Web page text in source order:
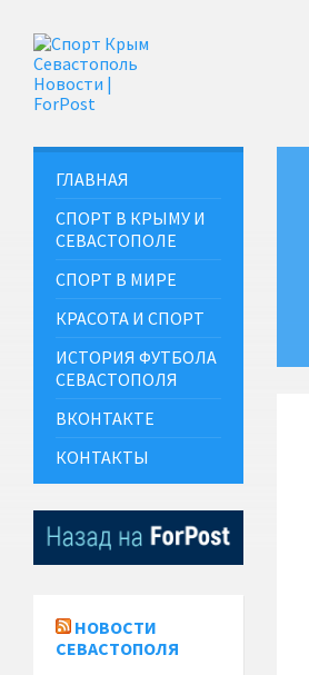
ГЛАВНАЯ
СПОРТ В КРЫМУ И
СЕВАСТОПОЛЕ
СПОРТ В МИРЕ
КРАСОТА И СПОРТ
ИСТОРИЯ ФУТБОЛА
СЕВАСТОПОЛЯ
ВКОНТАКТЕ
КОНТАКТЫ
НОВОСТИ
СЕВАСТОПОЛЯ